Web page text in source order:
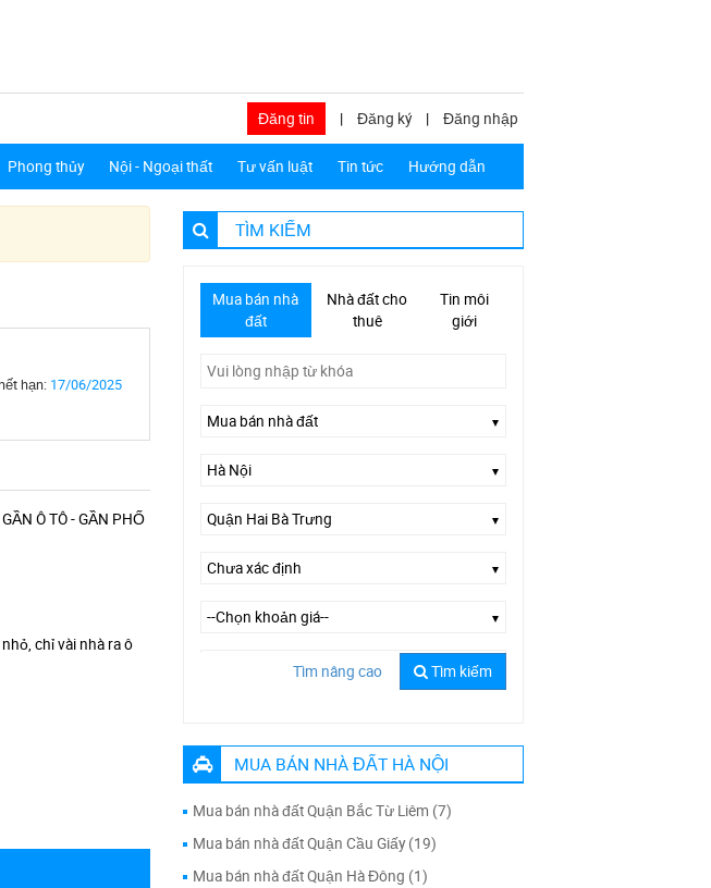
Đăng tin | Đăng ký | Đăng nhập
Phong thủy Nội - Ngoại thất Tư vấn luật Tin tức Hướng dẫn
hạn: 17/06/2025
Ô TÔ - GẦN PHỐ
chỉ vài nhà ra ô
TÌM KIẾM
Mua bán nhà
đất
Nhà đất cho
thuê
Tin môi
giới
Tìm nâng cao Tìm kiếm
MUA BÁN NHÀ ĐẤT HÀ NỘI
Mua bán nhà đất Quận Bắc Từ Liêm (7)
Mua bán nhà đất Quận Cầu Giấy (19)
Mua bán nhà đất Quận Hà Đông (1)